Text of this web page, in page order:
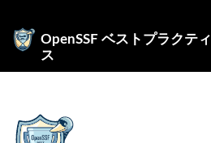
OpenSSF ベストプラクティ
ス